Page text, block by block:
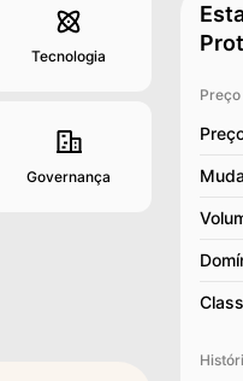
Tecnologia
Governança